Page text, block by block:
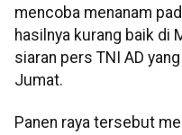
mencoba menanam
hasilnya kurang baik di
siaran pers TNI AD
Jumat.
Panen raya tersebut